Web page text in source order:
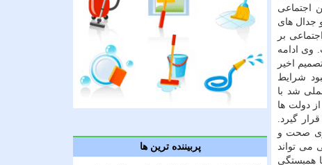
اجتماعی
جدال های
بر
وی ادامه
اخیر
شرایط
شد با
دولت ها
گیرد.
صحت و
می تواند
همبستگی
پربیننده ترین ها